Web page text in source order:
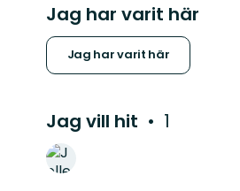
Jag har varit här
Jag har varit här
Jag vill hit 1